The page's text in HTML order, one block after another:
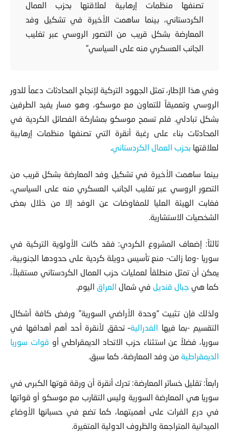
تصنفها منظمات إرهابية لعلاقتها بحزب العمال
الكردستاني، بينما ساهمت الأخيرة في تشكيل وفد
المعارضة بشكل قريب من التصور الروسي عبر تغليب
وفي هذا الإطار، تمثل الجهود التركية لإنجاح المحادثات دعماً للدور
الروسي وتعميقاً للتعاون مع موسكو ، وهو مسار يفيد الطرفين
بشكل تبادلي. فلم تسمح موسكو بمشاركة الفصائل الكردية في
المحادثات بناء على رغبة أنقرة التي تصنفها منظمات إرهابية
بينما ساهمت الأخيرة في تشكيل وفد المعارضة بشكل قريب من
التصور الروسي عبر تغليب الجانب العسكري منه على السياسي،
فغابت الهيئة العليا للمفاوضات عن الوفد إلا من خلال بعض
ثالثاً: إضعاف المشروع الكردي: فقد كانت الأولوية التركية في
سوريا -وما زالت- منع تأسيس دويلة كردية على حدودها الجنوبية،
يمكن أن تمثل منطلقاً لعمليات حزب العمال الكردستاني مستقبلاً،
ولذلك فإن تثبيت “وحدة الأراضي السورية” ورفض كافة أشكال
التقسيم -بما فيها الفدرالية
– تحقق لأنقرة أحد أهم أهدافها في
سوريا، فضلاً عن استثناء حزب الاتحاد الديمقراطي أو
رابعاً: تقليل خسائر المعارضة: تدرك أنقرة أن ورقة قوتها الكبرى في
سوريا هي المعارضة السورية وليس التقارب مع موسكو أو قواتها
في درع الفرات على أهميتهما، كما تضع في حسبانها الأوضاع